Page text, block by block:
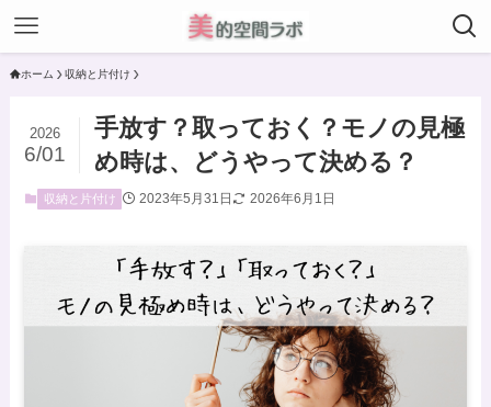
ホーム 収納と片付け
手放す？取っておく？モノの見極
め時は、どうやって決める？
2026
6/01
収納と片付け 2023年5月31日 2026年6月1日